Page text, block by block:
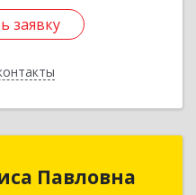
заявку
заявку
Павловна